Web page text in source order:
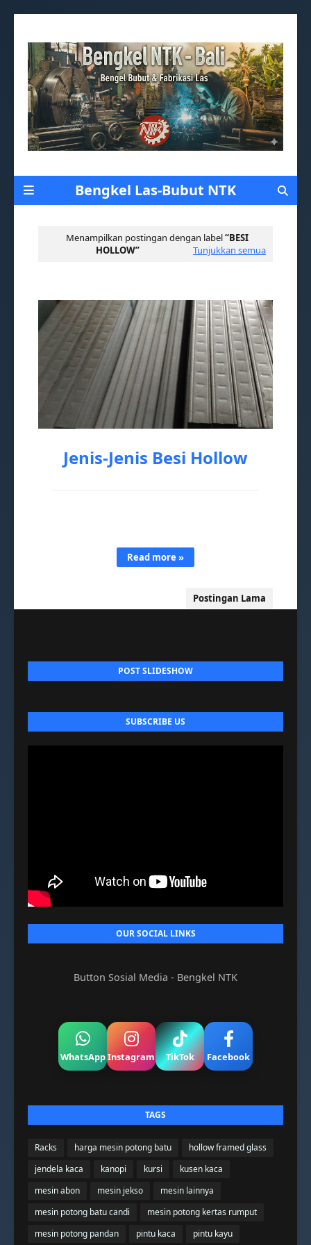
Bengkel Las-Bubut NTK
Menampilkan postingan dengan label BESI
HOLLOW
Tunjukkan semua
Jenis-Jenis Besi Hollow
Read more »
Postingan Lama
POST SLIDESHOW
SUBSCRIBE US
OUR SOCIAL LINKS
Button Sosial Media - Bengkel NTK
WhatsAppInstagram TikTok Facebook
TAGS
Racks harga mesin potong batu
hollow framed glass
jendela kaca
kanopi kursi
kusen kaca
mesin abon
mesin jekso
mesin lainnya
mesin potong batu candi
mesin potong kertas rumput
mesin potong pandan
pintu kaca pintu kayu